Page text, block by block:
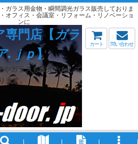
ガラス用金物・瞬間調光ガラス販売しておりま
オフィス・会議室・リフォーム・リノベーショ
ンに
専門店【ガラ
.ｊｐ】
やガラスも販売いたして
ます。
カート 問い合わせ